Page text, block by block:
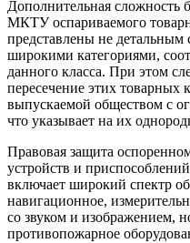
Дополнительная сложность
МКТУ оспариваемого
представлены не
широкими категориями,
данного класса. При этом
пересечение этих товарных
выпускаемой обществом с
что указывает на их
Правовая защита
устройств и
включает широкий спектр
навигационное,
со звуком и изображением,
противопожарное